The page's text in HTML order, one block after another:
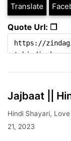
Translate
Quote Url: ❐
Jajbaat ||
Hindi Shayari,
21, 2023